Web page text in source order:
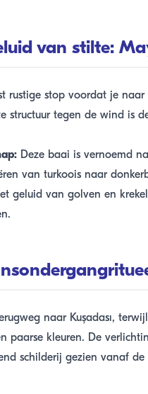
van stilte:
rustige stop voordat je
structuur tegen de wind is
Deze baai is vernoemd
van turkoois naar
geluid van golven en
naar Kuşadası,
paarse kleuren. De
schilderij gezien vanaf de